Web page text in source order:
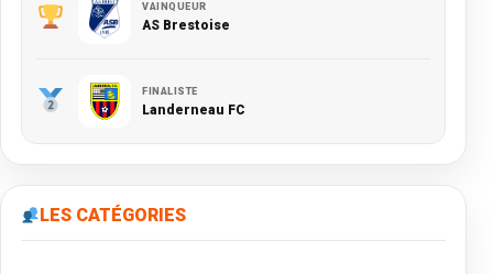
VAINQUEUR
AS Brestoise
FINALISTE
Landerneau FC
LES CATÉGORIES